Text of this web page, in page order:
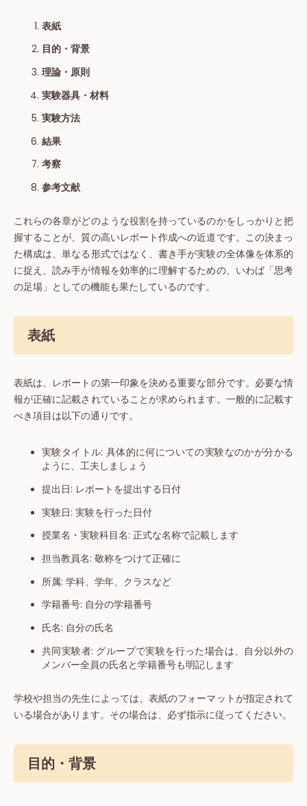
表紙
目的・背景
理論・原則
実験器具・材料
実験方法
結果
考察
参考文献
これらの各章がどのような役割を持っているのかをしっかりと把
握することが、質の高いレポート作成への近道です。この決まっ
た構成は、単なる形式ではなく、書き手が実験の全体像を体系的
に捉え、読み手が情報を効率的に理解するための、いわば「思考
の足場」としての機能も果たしているのです。
表紙
表紙は、レポートの第一印象を決める重要な部分です。必要な情
報が正確に記載されていることが求められます。一般的に記載す
べき項目は以下の通りです。
実験タイトル: 具体的に何についての実験なのかが分かる
ように、工夫しましょう
提出日: レポートを提出する日付
実験日: 実験を行った日付
授業名・実験科目名: 正式な名称で記載します
担当教員名: 敬称をつけて正確に
所属: 学科、学年、クラスなど
学籍番号: 自分の学籍番号
氏名: 自分の氏名
共同実験者: グループで実験を行った場合は、自分以外の
メンバー全員の氏名と学籍番号も明記します
学校や担当の先生によっては、表紙のフォーマットが指定されて
いる場合があります。その場合は、必ず指示に従ってください。
目的・背景